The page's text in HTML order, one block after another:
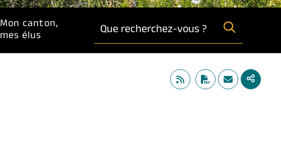
Mon canton,
mes élus Que recherchez-vous ?